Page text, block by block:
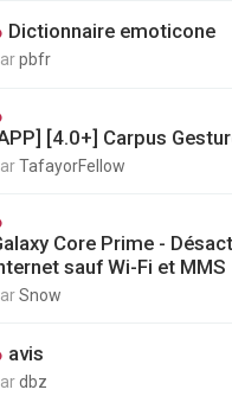
Dictionnaire emoticone
pbfr
[4.0+] Carpus
TafayorFellow
Core Prime -
sauf Wi-Fi et MMS
Snow
avis
dbz